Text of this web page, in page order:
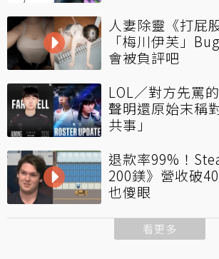
人妻除靈《打屁
「梅川伊芙」
會被負評吧
LOL／對方先罵
聲明還原始末稱
共事」
退款率99%！
200鎂》營收破
也傻眼
看更多